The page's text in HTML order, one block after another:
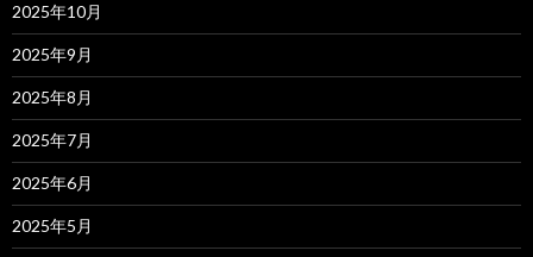
2025年10月
2025年9月
2025年8月
2025年7月
2025年6月
2025年5月